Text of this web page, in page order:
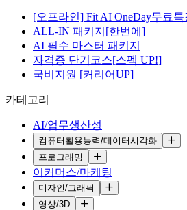
[오프라인] Fit AI OneDay무료
ALL-IN 패키지[한번에]
AI 필수 마스터 패키지
자격증 단기코스[스펙 UP!]
국비지원 [커리어UP]
카테고리
AI/업무생산성
컴퓨터활용능력/데이터시각화
프로그래밍
이커머스/마케팅
디자인/그래픽
영상/3D